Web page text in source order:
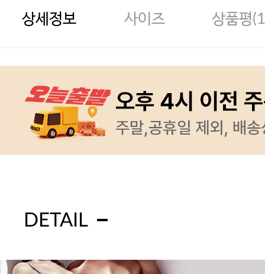
상세정보 사이즈 상품평(1
DETAIL